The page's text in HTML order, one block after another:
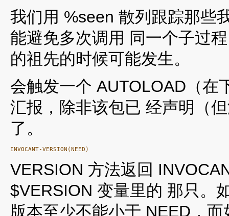
我们用 %seen 散列跟踪那些
能避免多次调用 同一个子过
的祖先的时候可能发生。
会触发一个 AUTOLOAD（在
汇报，除非该包已 经声明（
了。
VERSION 方法返回
$VERSION 变量里的 那只。
版本至少不能小于 NEED，